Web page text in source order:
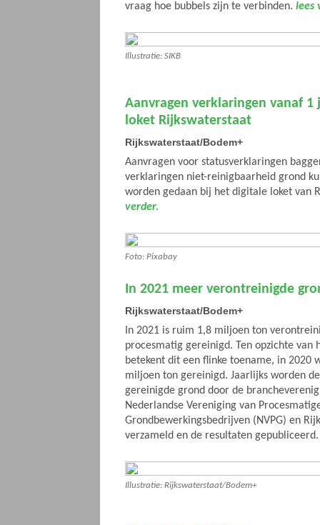
vraag hoe bubbels zijn te verbinden. lees
Illustratie: SIKB
Aanvragen verklaringen vanaf
loket Rijkswaterstaat
Rijkswaterstaat/Bodem+
Aanvragen voor statusverklaringen
verklaringen niet-reinigbaarheid grond
worden gedaan bij het digitale loket van
verder.
Foto: Pixabay
In 2021 meer verontreinigde
Rijkswaterstaat/Bodem+
In 2021 is ruim 1,8 miljoen ton
procesmatig gereinigd. Ten opzichte van
betekent dit een flinke toename, in 2020
miljoen ton gereinigd. Jaarlijks worden
gereinigde grond door de
Nederlandse Vereniging van
Grondbewerkingsbedrijven (NVPG) en
verzameld en de resultaten
Illustratie: Rijkswaterstaat/Bodem+